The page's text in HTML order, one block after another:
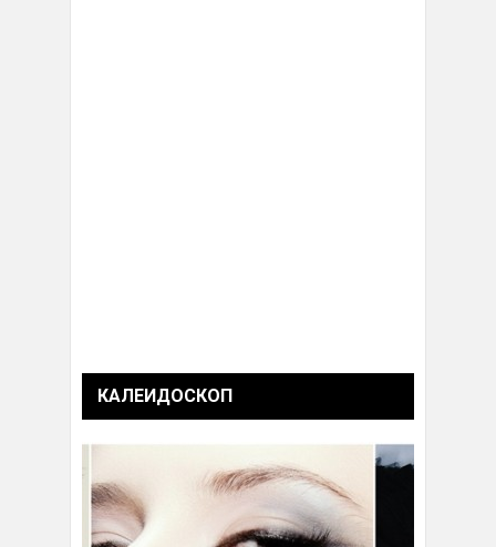
КАЛЕИДОСКОП